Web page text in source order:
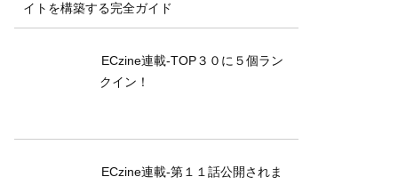
イトを構築する完全ガイド
ECzine連載-TOP３０に５個ラン
クイン！
ECzine連載-第１１話公開されま